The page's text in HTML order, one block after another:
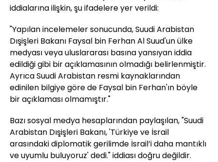
iddialarına ilişkin, şu ifadelere yer verildi:
"Yapılan incelemeler sonucunda, Suudi Arabistan
Dışişleri Bakanı Faysal bin Ferhan Al Suud'un ülke
medyası veya uluslararası basına yansıyan iddia
edildiği gibi bir açıklamasının olmadığı belirlenmiştir.
Ayrıca Suudi Arabistan resmi kaynaklarından
edinilen bilgiye göre de Faysal bin Ferhan'ın böyle
bir açıklaması olmamıştır."
Bazı sosyal medya hesaplarından paylaşılan, "Suudi
Arabistan Dışişleri Bakanı, 'Türkiye ve İsrail
arasındaki diplomatik gerilimde İsrail’i daha mantıklı
ve uyumlu buluyoruz' dedi." iddiası doğru değildir.